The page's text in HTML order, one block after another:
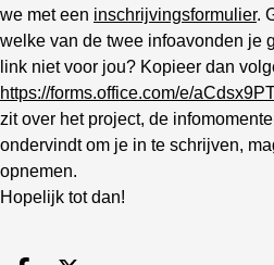
we met een inschrijvingsformulier.
welke van de twee infoavonden je
link niet voor jou? Kopieer dan
https://forms.office.com/e/
zit over het project, de
ondervindt om je in te schrijven,
opnemen.
Hopelijk tot dan!